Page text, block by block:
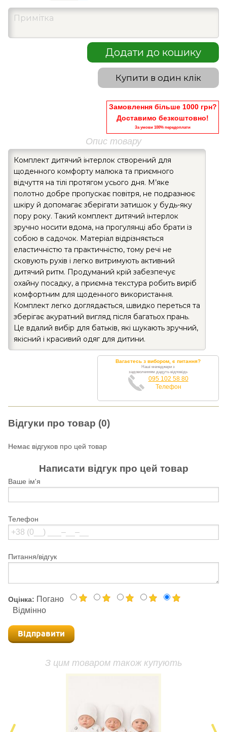
Додати до кошику
Купити в один клік
Замовлення більше 1000 грн?
Доставимо безкоштовно!
За умови 100% передоплати
Опис товару
Комплект дитячий інтерлок створений для
щоденного комфорту малюка та приємного
відчуття на тілі протягом усього дня. М’яке
полотно добре пропускає повітря, не подразнює
шкіру й допомагає зберігати затишок у будь-яку
пору року. Такий комплект дитячий інтерлок
зручно носити вдома, на прогулянці або брати із
собою в садочок. Матеріал відрізняється
еластичністю та практичністю, тому речі не
сковують рухів і легко витримують активний
дитячий ритм. Продуманий крій забезпечує
охайну посадку, а приємна текстура робить виріб
комфортним для щоденного використання.
Комплект легко доглядається, швидко переться та
зберігає акуратний вигляд після багатьох прань.
Це вдалий вибір для батьків, які шукають зручний,
якісний і красивий одяг для дитини.
Вагаєтесь з вибором, є питання?
Наші менеджери з
задоволенням дадуть відповідь
095 102 58 80
Телефон
Відгуки про товар (0)
Немає відгуков про цей товар
Написати відгук про цей товар
Ваше ім'я
Телефон
Питання/відгук
Оцінка: Погано
Відмінно
Відправити
З цим товаром також купують